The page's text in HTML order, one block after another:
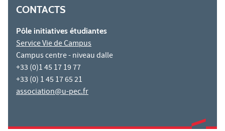
CONTACTS
Pôle initiatives étudiantes
Service Vie de Campus
Campus centre - niveau dalle
+33 (0)1 45 17 19 77
+33 (0) 1 45 17 65 21
association@u-pec.fr